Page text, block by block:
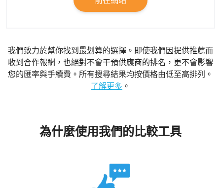
我們致力於幫你找到最划算的選擇。即使我們因提供推薦而
收到合作報酬，也絕對不會干預供應商的排名，更不會影響
您的匯率與手續費。所有搜尋結果均按價格由低至高排列。
了解更多 。
為什麼使用我們的比較工具